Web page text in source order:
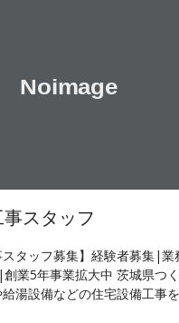
スタッフ
スタッフ募集】経験者募集|
業5年事業拡大中 茨城県つ
湯設備などの住宅設備工事